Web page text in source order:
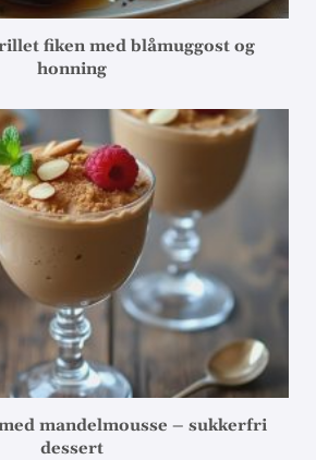
fiken med blåmuggost og
honning
mandelmousse – sukkerfri
dessert